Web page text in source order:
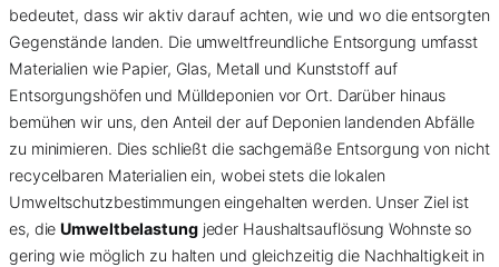
bedeutet, dass wir aktiv darauf achten, wie und wo die entsorgten
Gegenstände landen. Die umweltfreundliche Entsorgung umfasst
Materialien wie Papier, Glas, Metall und Kunststoff auf
Entsorgungshöfen und Mülldeponien vor Ort. Darüber hinaus
bemühen wir uns, den Anteil der auf Deponien landenden Abfälle
zu minimieren. Dies schließt die sachgemäße Entsorgung von nicht
recycelbaren Materialien ein, wobei stets die lokalen
Umweltschutzbestimmungen eingehalten werden. Unser Ziel ist
es, dieUmweltbelastungjeder Haushaltsauflösung Wohnste so
gering wie möglich zu halten und gleichzeitig die Nachhaltigkeit in